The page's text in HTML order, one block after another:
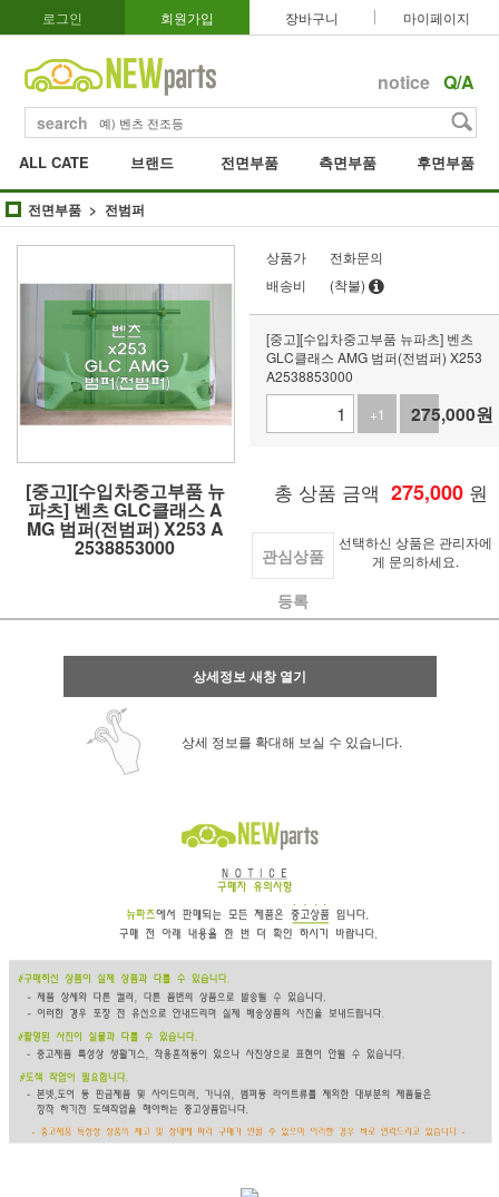
로그인 회원가입 장바구니 마이페이지
notice Q/A
search
ALL CATE 브랜드 전면부품 측면부품 후면부품
전면부품 전범퍼
[중고][수입차중고부품 뉴
파츠] 벤츠 GLC클래스 A
MG 범퍼(전범퍼) X253 A
2538853000
상품가
전화문의
배송비
(착불)
[중고][수입차중고부품 뉴파츠] 벤츠
GLC클래스 AMG 범퍼(전범퍼) X253
A2538853000
+1
-1
275,000원
총 상품 금액 275,000 원
관심상품
등록
선택하신 상품은 관리자에
게 문의하세요.
상세정보 새창 열기
상세 정보를 확대해 보실 수 있습니다.